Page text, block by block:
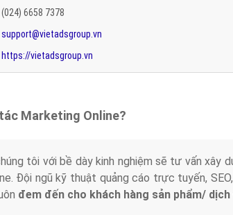
(024) 6658 7378
support@vietadsgroup.vn
https://vietadsgroup.vn
Marketing Online?
tôi với bề dày kinh nghiệm sẽ tư vấn xây
Đội ngũ kỹ thuật quảng cáo trực tuyến,
đem đến cho khách hàng sản phẩm/